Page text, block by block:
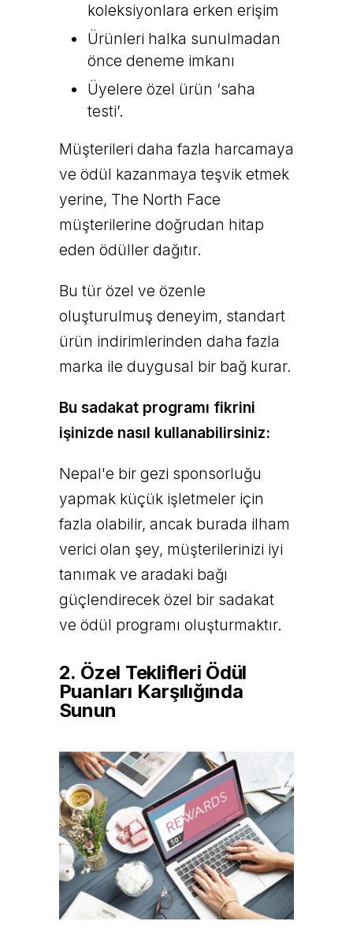
koleksiyonlara erken erişim
Ürünleri halka sunulmadan
önce deneme imkanı
Üyelere özel ürün ‘saha
testi’.
Müşterileri daha fazla harcamaya
ve ödül kazanmaya teşvik etmek
yerine, The North Face
müşterilerine doğrudan hitap
eden ödüller dağıtır.
Bu tür özel ve özenle
oluşturulmuş deneyim, standart
ürün indirimlerinden daha fazla
marka ile duygusal bir bağ kurar.
Bu sadakat programı fikrini
işinizde nasıl kullanabilirsiniz:
Nepal'e bir gezi sponsorluğu
yapmak küçük işletmeler için
fazla olabilir, ancak burada ilham
verici olan şey, müşterilerinizi iyi
tanımak ve aradaki bağı
güçlendirecek özel bir sadakat
ve ödül programı oluşturmaktır.
2. Özel Teklifleri Ödül
Puanları Karşılığında
Sunun